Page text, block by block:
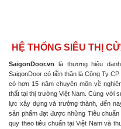
HỆ THỐNG SIÊU THỊ
SaigonDoor.vn là thương hiệu
SaigonDoor có tiền thân là Công Ty
có hơn 15 năm chuyên môn về
thất tại thị trường Việt Nam. Cùng với
lực xây dựng và trưởng thành, đến
sản phẩm đạt được những Tiêu
quy theo tiêu chuẩn tại Việt Nam và